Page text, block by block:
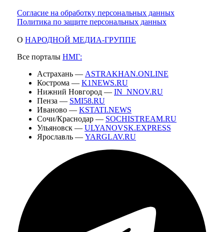
Согласие на обработку персональных данных
Политика по защите персональных данных
О НАРОДНОЙ МЕДИА-ГРУППЕ
Все порталы НМГ:
Астрахань — ASTRAKHAN.ONLINE
Кострома — K1NEWS.RU
Нижний Новгород — IN_NNOV.RU
Пенза — SMI58.RU
Иваново — KSTATI.NEWS
Сочи/Краснодар — SOCHISTREAM.RU
Ульяновск — ULYANOVSK.EXPRESS
Ярославль — YARGLAV.RU